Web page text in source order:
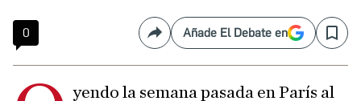
0 CompartirAñade El Debate en Save
yendo la semana pasada en París al